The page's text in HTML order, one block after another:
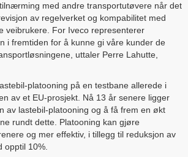
med andre transportutøvere når det
av regelverket og kompabilitet med
veibrukere. For Iveco representerer
i fremtiden for å kunne gi våre kunder de
uttaler Perre Lahutte,
platooning på en testbane allerede i
av et EU-prosjekt. Nå 13 år senere ligger
av lastebil-platooning og å få frem en økt
rundt dette. Platooning kan gjøre
og mer effektiv, i tillegg til reduksjon av
opptil 10%.